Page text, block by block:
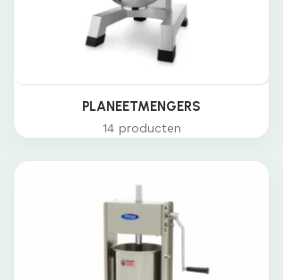
PLANEETMENGERS
14 producten